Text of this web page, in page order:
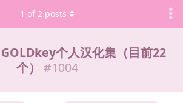
GOLDkey个人汉化集（目前22
个）
#1004
1 of 2 posts